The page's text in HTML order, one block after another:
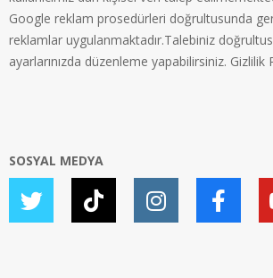
Google reklam prosedürleri doğrultusunda
reklamlar uygulanmaktadır.Talebiniz
ayarlarınızda düzenleme yapabilirsiniz. Gizlilik
SOSYAL MEDYA